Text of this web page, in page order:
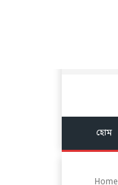
হোম
Home